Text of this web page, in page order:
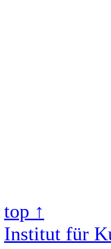
top ↑
Institut für